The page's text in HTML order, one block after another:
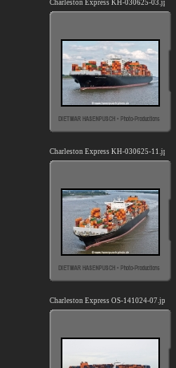
Charleston Express KH-030625-03.jpg
Charleston Express KH-030625-11.jpg
Charleston Express OS-141024-07.jpg